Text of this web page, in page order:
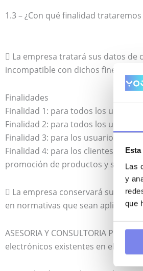
Las
y
que
1.3 – ¿Con qué finalidad
 La empresa tratará sus datos
incompatible con dichos fines.
Finalidades
Finalidad 1: para todos los
Finalidad 2: para todos los
Finalidad 3: para los usuarios que
Finalidad 4: para los clientes que
promoción de productos y
 La empresa conservará sus
en normativas que sean aplicables.
ASESORIA Y CONSULTORIA
electrónicos existentes en el sitio